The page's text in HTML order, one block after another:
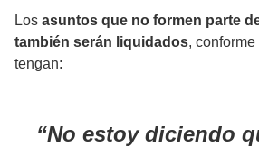
Los asuntos que no formen parte
también serán liquidados,
tengan:
No estoy diciendo